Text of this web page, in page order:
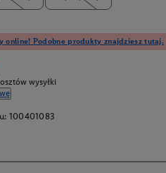
online! Podobne produkty znajdziesz tutaj.
wysyłki
100401083